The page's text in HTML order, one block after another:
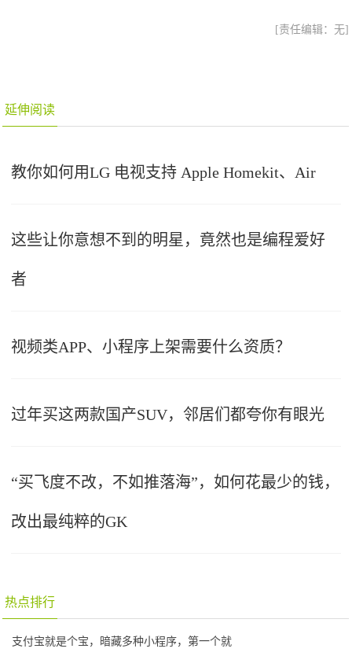
[责任编辑：无]
延伸阅读
教你如何用LG 电视支持 Apple Homekit、Air
这些让你意想不到的明星，竟然也是编程爱好
者
视频类APP、小程序上架需要什么资质？
过年买这两款国产SUV，邻居们都夸你有眼光
“买飞度不改，不如推落海”，如何花最少的钱，
改出最纯粹的GK
热点排行
支付宝就是个宝，暗藏多种小程序，第一个就